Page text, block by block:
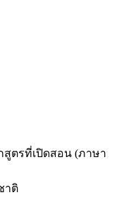
สูตรที่เปิดสอน (ภาษา
าติ